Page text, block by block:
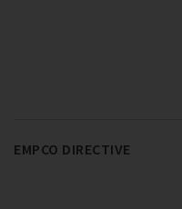
EMPCO DIRECTIVE